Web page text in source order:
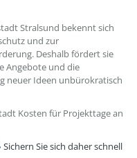
Stralsund bekennt sich
und zur
Deshalb fördert sie
Angebote und die
neuer Ideen unbürokratisch
Kosten für Projekttage an
Sichern Sie sich daher schnell